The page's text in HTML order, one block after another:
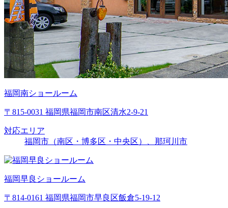
福岡南ショールーム
〒815-0031 福岡県福岡市南区清水2-9-21
対応エリア
福岡市（南区・博多区・中央区）、那珂川市
福岡早良ショールーム
〒814-0161 福岡県福岡市早良区飯倉5-19-12